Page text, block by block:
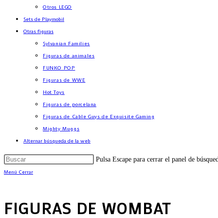
Otros LEGO
Sets de Playmobil
Otras figuras
Sylvanian Families
Figuras de animales
FUNKO POP
Figuras de WWE
Hot Toys
Figuras de porcelana
Figuras de Cable Guys de Exquisite Gaming
Mighty Muggs
Alternar búsqueda de la web
Pulsa Escape para cerrar el panel de
Menú Cerrar
FIGURAS DE WOMBAT